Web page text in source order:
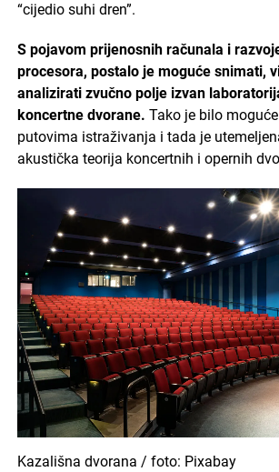
“cijedio suhi dren”.
S pojavom prijenosnih računala i
procesora, postalo je moguće snimati,
analizirati zvučno polje izvan
koncertne dvorane. Tako je bilo
putovima istraživanja i tada je
akustička teorija koncertnih i opernih
Kazališna dvorana / foto: Pixabay